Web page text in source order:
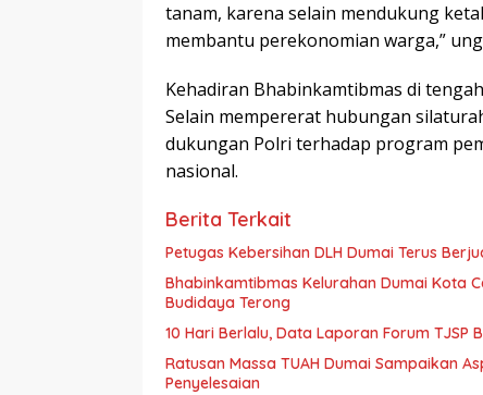
tanam, karena selain mendukung
membantu perekonomian warga,”
Kehadiran Bhabinkamtibmas di
Selain mempererat hubungan
dukungan Polri terhadap program
nasional.
Berita Terkait
Petugas Kebersihan DLH Dumai Terus
Bhabinkamtibmas Kelurahan Dumai Kota
Budidaya Terong
10 Hari Berlalu, Data Laporan Forum TJSP
Ratusan Massa TUAH Dumai Sampaikan
Penyelesaian